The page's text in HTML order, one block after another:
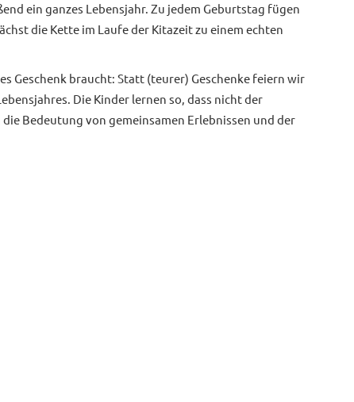
ein ganzes Lebensjahr. Zu jedem Geburtstag fügen
die Kette im Laufe der Kitazeit zu einem echten
Geschenk braucht: Statt (teurer) Geschenke feiern wir
Die Kinder lernen so, dass nicht der
Bedeutung von gemeinsamen Erlebnissen und der